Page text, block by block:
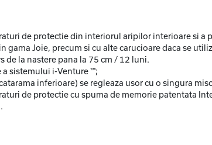
de protectie din interiorul aripilor interioare si a
gama Joie, precum si cu alte carucioare daca se
de la nastere pana la 75 cm / 12 luni.
a sistemului i-Venture ™;
inferioare) se regleaza usor cu o singura
de protectie cu spuma de memorie patentata